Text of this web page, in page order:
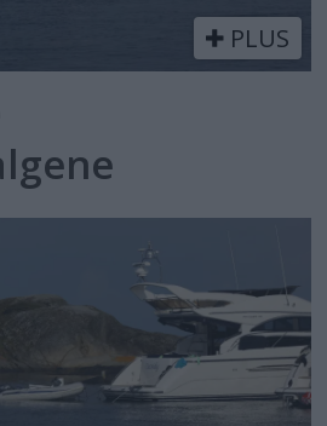
PLUS